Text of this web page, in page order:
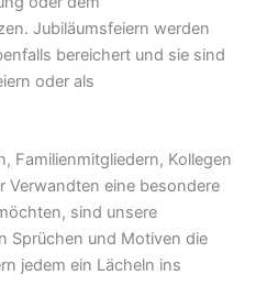
Jubiläumsfeiern werden
bereichert und sie sind
oder als
Familienmitgliedern, Kollegen
Verwandten eine besondere
sind unsere
Sprüchen und Motiven die
jedem ein Lächeln ins